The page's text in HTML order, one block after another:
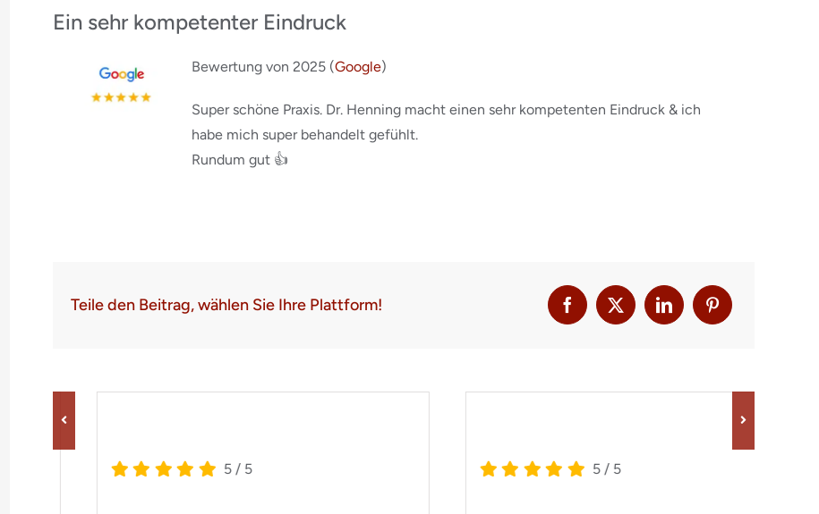
Ein sehr kompetenter Eindruck
Bewertung von 2025 (Google)
Super schöne Praxis. Dr. Henning macht einen sehr kompetenten Eindruck & ich
habe mich super behandelt gefühlt.
Rundum gut 👍
Teile den Beitrag, wählen Sie Ihre Plattform!
5/5 5/5